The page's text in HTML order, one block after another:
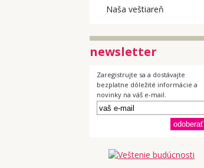
Naša veštiareň
newsletter
Zaregistrujte sa a dostávajte
bezplatne dôležité informácie a
novinky na váš e-mail.